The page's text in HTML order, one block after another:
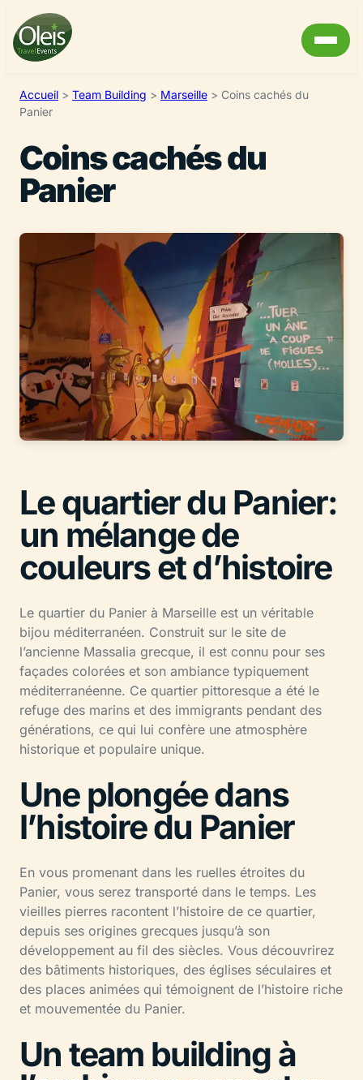
Accueil > Team Building > Marseille > Coins cachés du
Panier
Coins cachés du
Panier
Le quartier du Panier:
un mélange de
couleurs et d’histoire
Le quartier du Panier à Marseille est un véritable
bijou méditerranéen. Construit sur le site de
l’ancienne Massalia grecque, il est connu pour ses
façades colorées et son ambiance typiquement
méditerranéenne. Ce quartier pittoresque a été le
refuge des marins et des immigrants pendant des
générations, ce qui lui confère une atmosphère
historique et populaire unique.
Une plongée dans
l’histoire du Panier
En vous promenant dans les ruelles étroites du
Panier, vous serez transporté dans le temps. Les
vieilles pierres racontent l’histoire de ce quartier,
depuis ses origines grecques jusqu’à son
développement au fil des siècles. Vous découvrirez
des bâtiments historiques, des églises séculaires et
des places animées qui témoignent de l’histoire riche
et mouvementée du Panier.
Un team building à